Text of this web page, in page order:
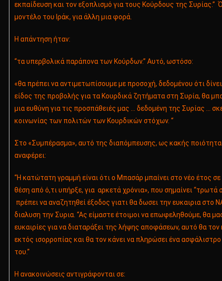
εκπαίδευση και τον εξοπλισμό για τους Κούρδους της Συρίας.”
μοντέλο του Ιράκ, για άλλη μια φορά.
Η απάντηση ήταν:
“τα υπερβολικά παράπονα των Κούρδων.” Αυτό, ωστόσο:
«θα πρέπει να αντιμετωπίσουμε με προσοχή, δεδομένου ότι
είδος της προβολής για τα Κουρδικά ζητήματα στη Συρία, θα
μια ευθύνη για τις προσπάθειές μας … δεδομένη της Συρίας …
κοινωνίας των πολιτών των Κουρδικών στόχων. “
Στο «Συμπέρασμα», αυτό της διαπόμπευσης, ως κακής
αναφέρει:
“Η κατώτατη γραμμή είναι ότι ο Μπασάρ μπαίνει στο νέο έτος
θέση από ό,τι υπήρξε, για αρκετά χρόνια», που σημαίνει “τρωτά
πρέπει να αναζητηθεί έξοδος γιατι θα δωσει την ευκαιρια στο
διαλυση την Συρια. “Ας είμαστε έτοιμοι να επωφεληθούμε, θα
ευκαιρίες για να διαταράξει της λήψης αποφάσεων, αυτό θα τον
εκτός ισορροπίας και θα τον κάνει να πληρώσει ένα
του.”
Η ανακοινώσεις αντιγράφονται σε: